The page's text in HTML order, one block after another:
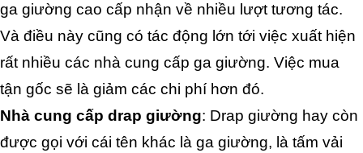
ga giường cao cấp nhận về nhiều lượt tương tác.
Và điều này cũng có tác động lớn tới việc xuất hiện
rất nhiều các nhà cung cấp ga giường. Việc mua
tận gốc sẽ là giảm các chi phí hơn đó.
Nhà cung cấp drap giường: Drap giường hay còn
được gọi với cái tên khác là ga giường, là tấm vải